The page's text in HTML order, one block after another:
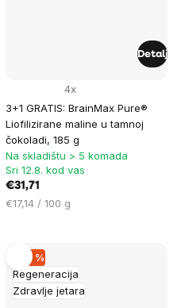
3+1 GRATIS: BrainMax Pure®
Liofilizirane maline u tamnoj
čokoladi, 185 g
4x
Na skladištu > 5 komada
Sri 12.8. kod vas
€31,71
Cijena
€17,14 / 100 g
Detalj
Regeneracija
Zdravlje jetara
–40 %